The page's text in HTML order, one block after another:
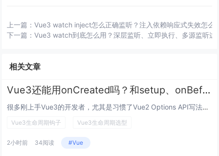
上一篇：Vue3 watch inject怎么正确监听？注入依赖响应式失效怎么
下一篇：Vue3 watch到底怎么用？深层监听、立即执行、多源监听这
相关文章
Vue3还能用onCreated吗？和setup、onBeforeMount有啥区别？实际开发选哪个好？
很多刚上手Vue3的开发者，尤其是习惯了Vue2 Options API写法的同学，打开编辑器敲代码时总会有这个疑问：印...
Vue3生命周期钩子 Vue3生命周期选型
2小时前 34阅读 #Vue